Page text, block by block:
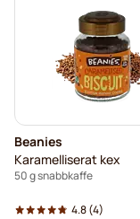
Beanies
Karamelliserat kex
50 g snabbkaffe
4.8(4)